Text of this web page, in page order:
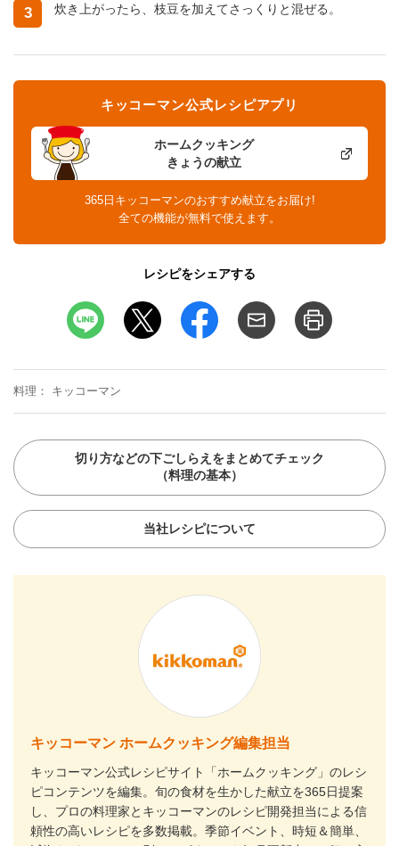
3 炊き上がったら、枝豆を加えてさっくりと混ぜる。
ホームクッキング
きょうの献立
キッコーマン公式レシピアプリ
365日キッコーマンのおすすめ献立をお届け!
全ての機能が無料で使えます。
レシピをシェアする
料理 キッコーマン
切り方などの下ごしらえをまとめてチェック
（料理の基本）
当社レシピについて
キッコーマン ホームクッキング編集担当
キッコーマン公式レシピサイト「ホームクッキング」のレシ
ピコンテンツを編集。旬の食材を生かした献立を365日提案
し、プロの料理家とキッコーマンのレシピ開発担当による信
頼性の高いレシピを多数掲載。季節イベント、時短＆簡単、